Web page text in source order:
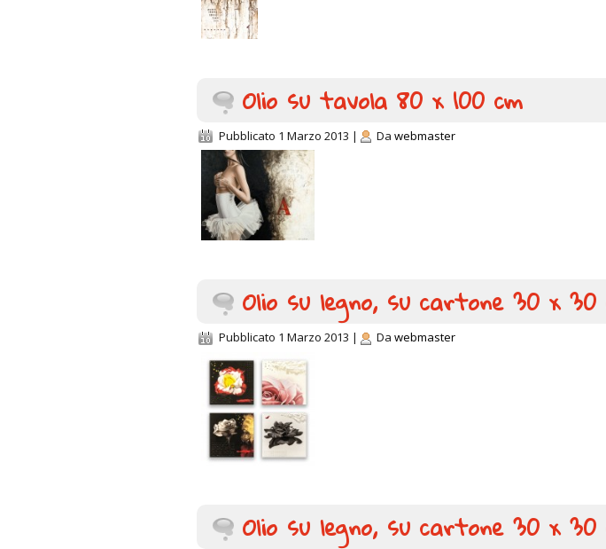
Olio su tavola 80 x 100 cm
Pubblicato 1 Marzo 2013 | Da webmaster
Olio su legno, su cartone 30 x 30
Pubblicato 1 Marzo 2013 | Da webmaster
Olio su legno, su cartone 30 x 30